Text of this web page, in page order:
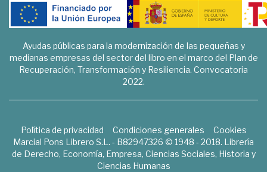
Ayudas públicas para la modernización de las pequeñas y
medianas empresas del sector del libro en el marco del Plan de
Recuperación, Transformación y Resiliencia. Convocatoria
2022.
Política de privacidad Condiciones generales
Cookies
Marcial Pons Librero S.L. - B82947326 © 1948 - 2018. Librería
de Derecho, Economía, Empresa, Ciencias Sociales, Historia y
Ciencias Humanas